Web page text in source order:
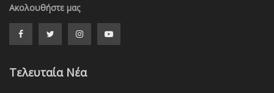
Ακολουθήστε μας
Τελευταία Νέα